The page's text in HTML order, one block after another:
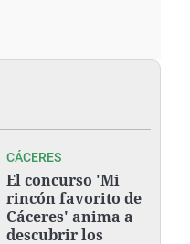
CÁCERES
El concurso 'Mi
rincón favorito de
Cáceres' anima a
descubrir los